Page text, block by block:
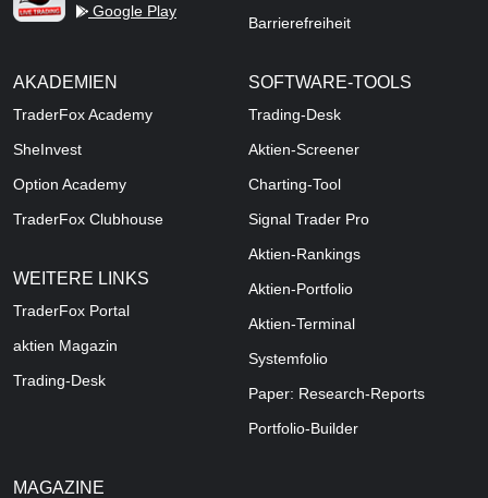
Google Play
Barrierefreiheit
AKADEMIEN
TraderFox Academy
SheInvest
Option Academy
TraderFox Clubhouse
WEITERE LINKS
TraderFox Portal
aktien Magazin
Trading-Desk
SOFTWARE-TOOLS
Trading-Desk
Aktien-Screener
Charting-Tool
Signal Trader Pro
Aktien-Rankings
Aktien-Portfolio
Aktien-Terminal
Systemfolio
Paper: Research-Reports
Portfolio-Builder
MAGAZINE